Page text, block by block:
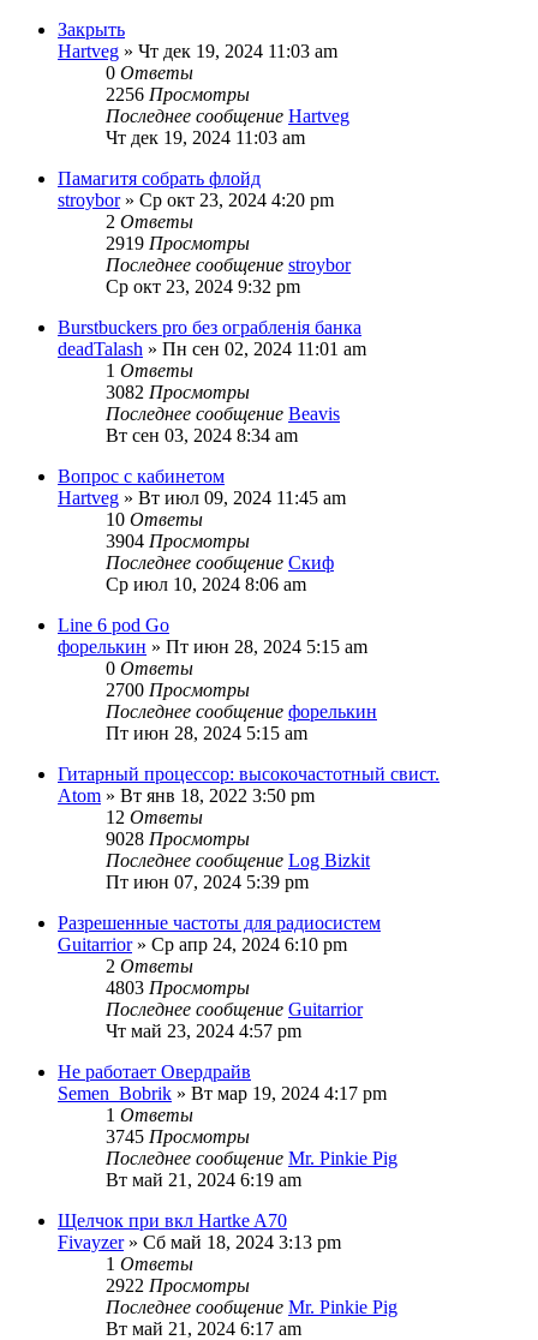
Закрыть
Hartveg » Чт дек 19, 2024 11:03 am
0 Ответы
2256 Просмотры
Последнее сообщение Hartveg
Чт дек 19, 2024 11:03 am
Памагитя собрать флойд
stroybor» Ср окт 23, 2024 4:20 pm
2 Ответы
2919 Просмотры
Последнее сообщение stroybor
Ср окт 23, 2024 9:32 pm
Burstbuckers pro без ограбленія банка
deadTalash » Пн сен 02, 2024 11:01 am
1 Ответы
3082 Просмотры
Последнее сообщение Beavis
Вт сен 03, 2024 8:34 am
Вопрос с кабинетом
Hartveg » Вт июл 09, 2024 11:45 am
10 Ответы
3904 Просмотры
Последнее сообщение Скиф
Ср июл 10, 2024 8:06 am
Line 6 pod Go
форелькин » Пт июн 28, 2024 5:15 am
0 Ответы
2700 Просмотры
Последнее сообщение форелькин
Пт июн 28, 2024 5:15 am
Гитарный процессор: высокочастотный свист.
Atom » Вт янв 18, 2022 3:50 pm
12 Ответы
9028 Просмотры
Последнее сообщение Log Bizkit
Пт июн 07, 2024 5:39 pm
Разрешенные частоты для радиосистем
Guitarrior» Ср апр 24, 2024 6:10 pm
2 Ответы
4803 Просмотры
Последнее сообщение Guitarrior
Чт май 23, 2024 4:57 pm
Не работает Овердрайв
Semen_Bobrik » Вт мар 19, 2024 4:17 pm
1 Ответы
3745 Просмотры
Последнее сообщение Mr. Pinkie Pig
Вт май 21, 2024 6:19 am
Щелчок при вкл Hartke A70
Fivayzer» Сб май 18, 2024 3:13 pm
1 Ответы
2922 Просмотры
Последнее сообщение Mr. Pinkie Pig
Вт май 21, 2024 6:17 am